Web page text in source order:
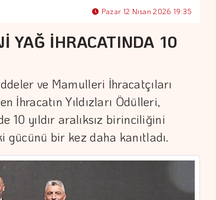
Pazar 12 Nisan 2026 19:35
YAĞ İHRACATINDA 10
ve Mamulleri İhracatçıları
İhracatın Yıldızları Ödülleri,
10 yıldır aralıksız birinciliğini
bir kez daha kanıtladı.